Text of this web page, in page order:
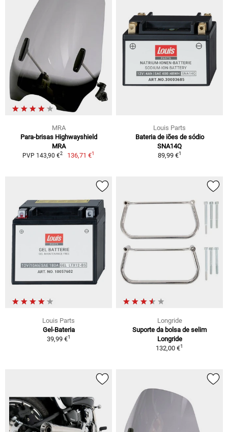
MRA
Para-brisas Highwayshield
MRA
PVP 143,90 €2 136,71 €1
Louis Parts
Bateria de iões de sódio
SNA14Q
89,99 €1
Louis Parts
Gel-Bateria
39,99 €1
Longride
Suporte da bolsa de selim
Longride
132,00 €1